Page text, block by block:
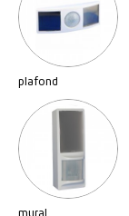
plafond
mural